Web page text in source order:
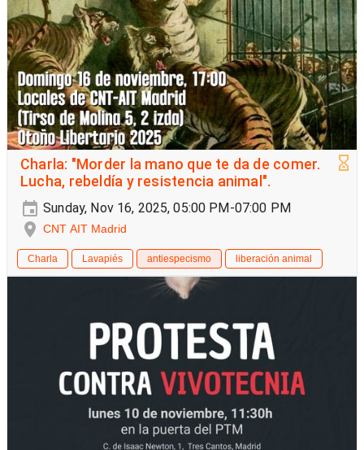
Charla: "Morder la mano que te da de comer.
Lucha, rebeldía y resistencia animal".
Sunday, Nov 16, 2025, 05:00 PM-07:00 PM
CNT AIT Madrid
Charla Lavapiés antiespecismo liberación animal